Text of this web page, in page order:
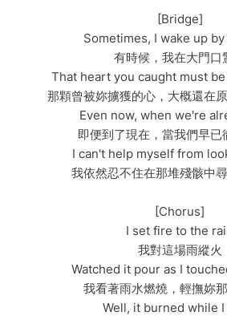
[Bridge]
Sometimes, I wake up
有時候，我在大門口
That heart you caught must
那顆曾被妳擄獲的心，大概還在
Even now, when we're
即便到了現在，當我們早已
I can't help myself from
我依然忍不住在那堆殘骸中
[Chorus]
I set fire to the
我對這場雨縱火
Watched it pour as I
我看著雨水燃燒，輕撫妳
Well, it burned while